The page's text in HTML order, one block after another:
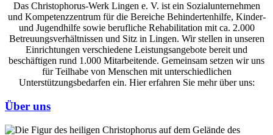
Das Christophorus-Werk Lingen e. V. ist ein Sozialunternehmen
und Kompetenzzentrum für die Bereiche Behindertenhilfe, Kinder-
und Jugendhilfe sowie berufliche Rehabilitation mit ca. 2.000
Betreuungsverhältnissen und Sitz in Lingen. Wir stellen in unseren
Einrichtungen verschiedene Leistungsangebote bereit und
beschäftigen rund 1.000 Mitarbeitende. Gemeinsam setzen wir uns
für Teilhabe von Menschen mit unterschiedlichen
Unterstützungsbedarfen ein. Hier erfahren Sie mehr über uns:
Über uns